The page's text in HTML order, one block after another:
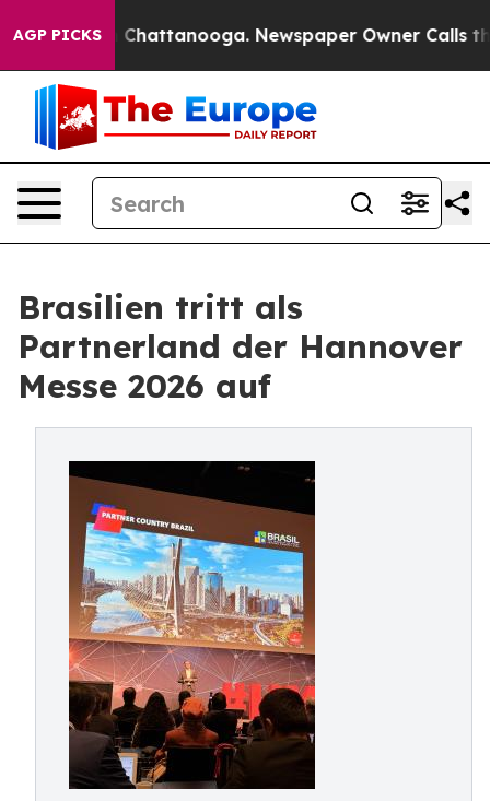
AGP PICKS
in Chattanooga. Newspaper Owner Calls the
Brasilien tritt als
Partnerland der Hannover
Messe 2026 auf